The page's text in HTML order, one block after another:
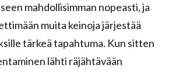
mahdollisimman nopeasti, ja
muita keinoja järjestää
tärkeä tapahtuma. Kun sitten
lähti räjähtävään